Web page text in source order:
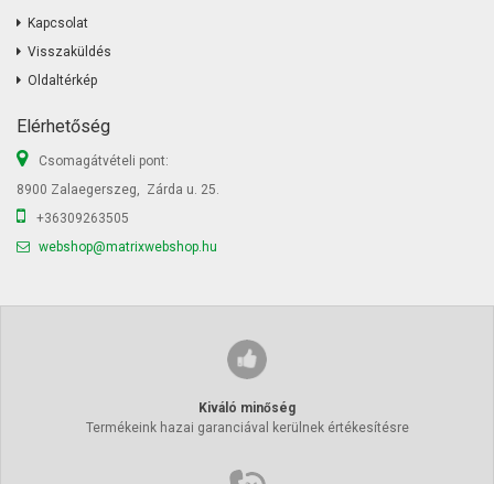
Kapcsolat
Visszaküldés
Oldaltérkép
Elérhetőség
Csomagátvételi pont:
8900 Zalaegerszeg, Zárda u. 25.
+36309263505
webshop@matrixwebshop.hu
Kiváló minőség
Termékeink hazai garanciával kerülnek értékesítésre